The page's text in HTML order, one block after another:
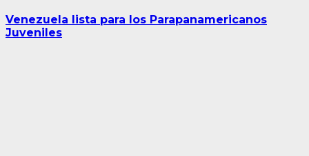
Venezuela lista para los Parapanamericanos
Juveniles